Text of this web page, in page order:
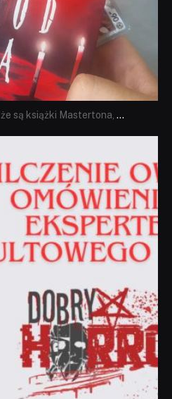
są książki Mastertona, ...